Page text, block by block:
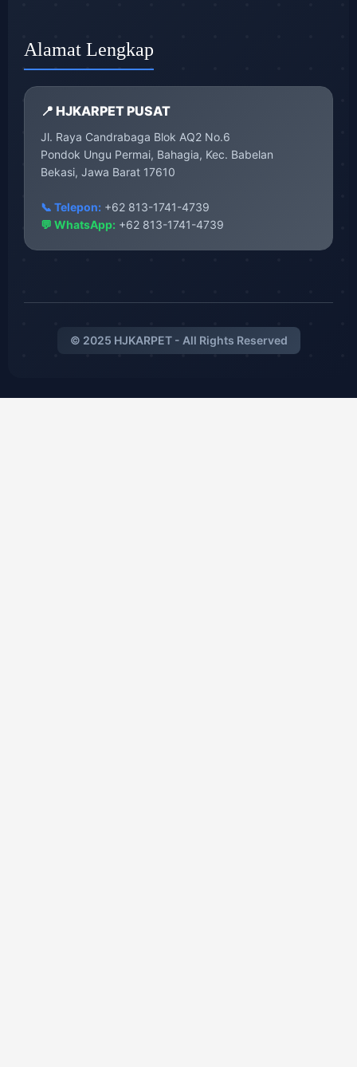
Alamat Lengkap
📍 HJKARPET PUSAT
Jl. Raya Candrabaga Blok AQ2 No.6
Pondok Ungu Permai, Bahagia, Kec. Babelan
Bekasi, Jawa Barat 17610
📞 Telepon: +62 813-1741-4739
💬 WhatsApp: +62 813-1741-4739
© 2025 HJKARPET - All Rights Reserved